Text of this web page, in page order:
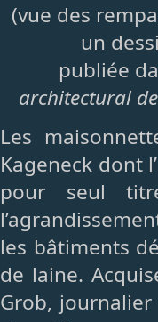
(vue des
un
publiée
architectural
Les
Kageneck dont
pour seul
les bâtiments
de laine.
Grob,